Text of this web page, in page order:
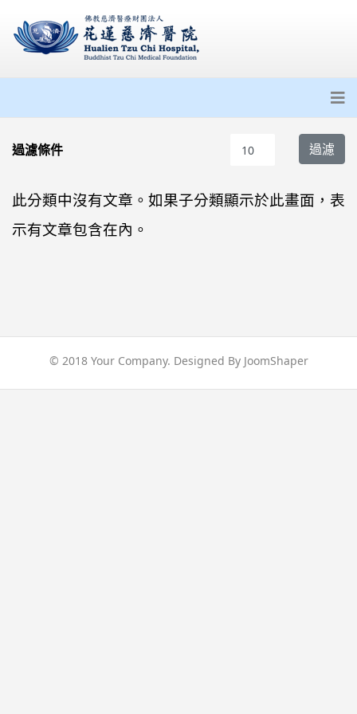
過濾條件 每頁顯示條數 過濾
此分類中沒有文章。如果子分類顯示於此畫面，表
示有文章包含在內。
© 2018 Your Company. Designed By JoomShaper